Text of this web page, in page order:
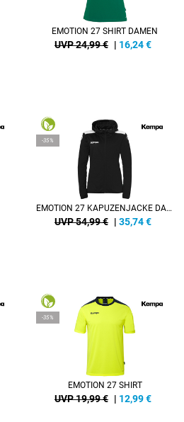
EMOTION 27 SHIRT DAMEN
UVP 24,99 € | 16,24€
-35%
EMOTION 27 KAPUZENJACKE DAMEN
UVP 54,99 € | 35,74€
-35%
EMOTION 27 SHIRT
UVP 19,99 € | 12,99€